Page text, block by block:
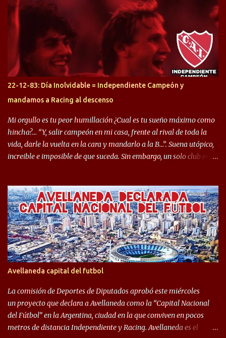
Halcón de Varela, como lo es Brian Romero, quien paso a
préstamo allí durante el último mercado de pases y ha rendido de
gran manera, convirtiendo goles importantes, sobre todo en la
copa sudamericana. Pero no sucedió lo mismo en cuanto al
rendimiento que ha producido en el Rojo. Pasando a jugadores que
jugaron en Defensa y ahora están en el rojo, tenemos a la dupla
Gastón Togni y Domingo Blanco, donde ambos explotaron
futbolísticamente hablando en el equipo de Varela, donde, por
ejemplo, el caso de Mingo llego a ser tenido en cuenta para el
Seleccionado Argentino, rendimiento que aún no ha logrado
mostrar en Independiente. En e...
22-12-83: Día Inolvidable = Independiente Campeón y
mandamos a Racing al descenso
Mi orgullo es tu peor humillación ¿Cual es tu sueño máximo como
hincha?… “Y, salir campeón en mi casa, frente al rival de toda la
vida, darle la vuelta en la cara y mandarlo a la B…”. Suena utópico,
increible e imposible de que suceda. Sin embargo, un solo club en el
campeonato del '83 año consagratorio para el Rojo y, por el otro, el
haber mandado al descenso a su eterno rival. 22 de diciembre de
1983 es una fecha que pocos hinchas de Independiente pueden
dejar en el olvido. Es que ese día, el "Rojo" derrotó a Racing por 2 a
0, se consagró campeón y, además, mandó al descenso a su eterno
rival. El clásico de Avellaneda marcó el epílogo del campeonato,
algo totalmente inusual para estas épocas, donde la violencia no
permite encuentros de riesgo sobre el final de los torneos. En la
década del ochenta y con una democracia flo...
Avellaneda capital del futbol
La comisión de Deportes de Diputados aprobó este miércoles
un proyecto que declara a Avellaneda como la “Capital Nacional
del Fútbol” en la Argentina, ciudad en la que conviven en pocos
metros de distancia Independiente y Racing. Avellaneda es el